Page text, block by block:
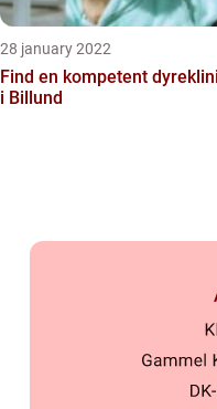
28 january 2022
Find en kompetent
i Billund